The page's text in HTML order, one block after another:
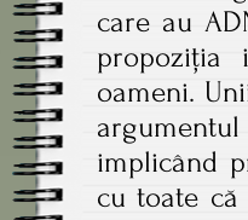
care au
propoziția
oameni.
implicând
cu toate